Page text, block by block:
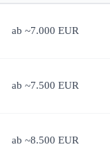
ab ~7.000 EUR
ab ~7.500 EUR
ab ~8.500 EUR